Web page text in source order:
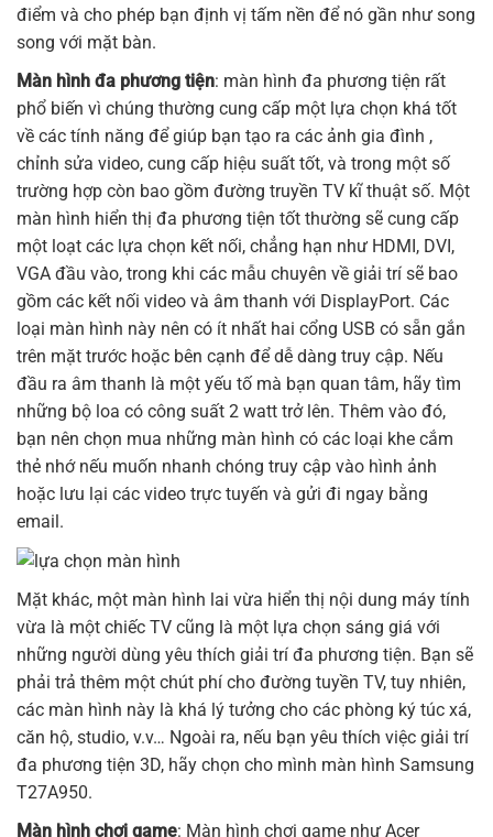
điểm và cho phép bạn định vị tấm nền để nó gần như song
song với mặt bàn.
Màn hình đa phương tiện: màn hình đa phương tiện rất
phổ biến vì chúng thường cung cấp một lựa chọn khá tốt
về các tính năng để giúp bạn tạo ra các ảnh gia đình ,
chỉnh sửa video, cung cấp hiệu suất tốt, và trong một số
trường hợp còn bao gồm đường truyền TV kĩ thuật số. Một
màn hình hiển thị đa phương tiện tốt thường sẽ cung cấp
một loạt các lựa chọn kết nối, chẳng hạn như HDMI, DVI,
VGA đầu vào, trong khi các mẫu chuyên về giải trí sẽ bao
gồm các kết nối video và âm thanh với DisplayPort. Các
loại màn hình này nên có ít nhất hai cổng USB có sẵn gắn
trên mặt trước hoặc bên cạnh để dễ dàng truy cập. Nếu
đầu ra âm thanh là một yếu tố mà bạn quan tâm, hãy tìm
những bộ loa có công suất 2 watt trở lên. Thêm vào đó,
bạn nên chọn mua những màn hình có các loại khe cắm
thẻ nhớ nếu muốn nhanh chóng truy cập vào hình ảnh
hoặc lưu lại các video trực tuyến và gửi đi ngay bằng
email.
Mặt khác, một màn hình lai vừa hiển thị nội dung máy tính
vừa là một chiếc TV cũng là một lựa chọn sáng giá với
những người dùng yêu thích giải trí đa phương tiện. Bạn sẽ
phải trả thêm một chút phí cho đường tuyền TV, tuy nhiên,
các màn hình này là khá lý tưởng cho các phòng ký túc xá,
căn hộ, studio, v.v… Ngoài ra, nếu bạn yêu thích việc giải trí
đa phương tiện 3D, hãy chọn cho mình màn hình Samsung
T27A950.
Màn hình chơi game: Màn hình chơi game như Acer